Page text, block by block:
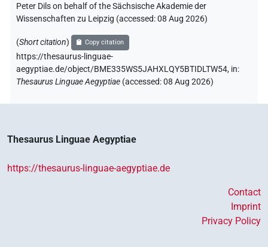
Peter Dils on behalf of the Sächsische Akademie der
Wissenschaften zu Leipzig (accessed:08 Aug 2026)
(Short citation) Copy citation
https://thesaurus-linguae-
aegyptiae.de/object/BME335WS5JAHXLQY5BTIDLTW54, in:
Thesaurus Linguae Aegyptiae (accessed:08 Aug 2026)
Thesaurus Linguae Aegyptiae
https://thesaurus-linguae-aegyptiae.de
Contact
Imprint
Privacy Policy